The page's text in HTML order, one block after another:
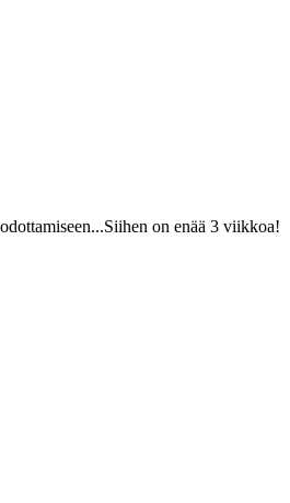
on enää 3 viikkoa!